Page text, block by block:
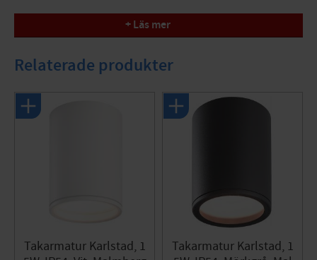
Specifikationer
Effekt: Max 15W
Färg: Silver
Mått (ØxH): 108x155 mm
+ Läs mer
Relaterade produkter
Takarmatur Karlstad, 1
Takarmatur Karlstad, 1